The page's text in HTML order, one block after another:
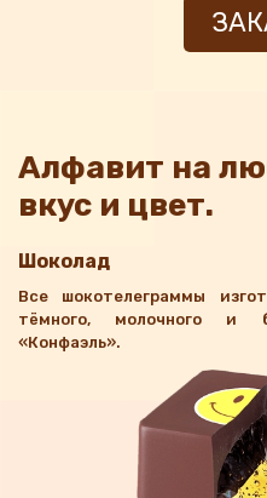
Алфавит на
вкус и цвет.
Шоколад
Все шокотелеграммы
тёмного, молочного и
«Конфаэль».